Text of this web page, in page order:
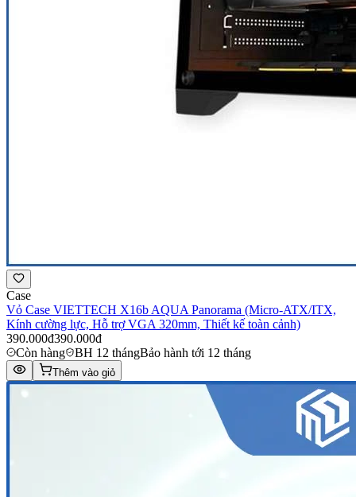
Case
Vỏ Case VIETTECH X16b AQUA Panorama (Micro-ATX/ITX,
Kính cường lực, Hỗ trợ VGA 320mm, Thiết kế toàn cảnh)
390.000đ390.000đ
Còn hàng
BH 12 thángBảo hành tới 12 tháng
Thêm vào giỏ